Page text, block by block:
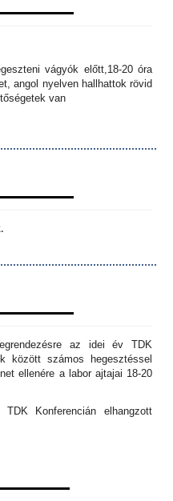
vágyók előtt,18-20 óra
angol nyelven hallhattok rövid
van
az idei év TDK
között számos hegesztéssel
ellenére a labor ajtajai 18-20
Konferencián elhangzott